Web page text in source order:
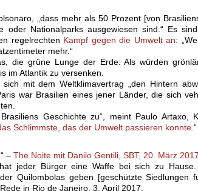
„dass mehr als 50 Prozent [von
oder Nationalparks ausgewiesen sind.“ Es
regelrechten Kampf gegen die Umwelt an:
mehr.“
die grüne Lunge der Erde: Als würden
im Atlantik zu versenken.
mit dem Weltklimavertrag „den Hintern
war Brasilien eines jener Länder, die sich
Geschichte zu“, meint Paulo Artaxo,
Schlimmste, das der Umwelt passieren konnte. “
– The Noite mit Danilo Gentili, SBT, 20. März 2017
jeder Bürger eine Waffe bei sich zu
Quilombolas geben [geschützte Siedlungen
in Rio de Janeiro, 3. April 2017.